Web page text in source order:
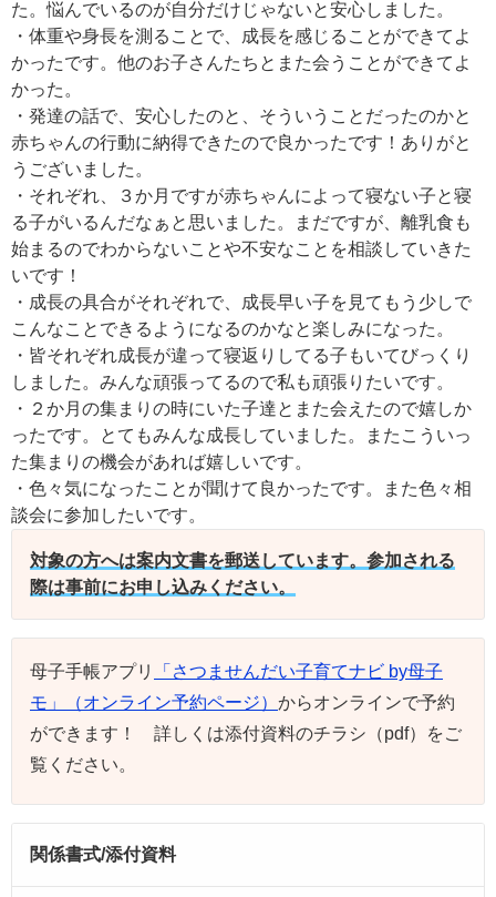
た。悩んでいるのが自分だけじゃないと安心しました。
・体重や身長を測ることで、成長を感じることができてよ
かったです。他のお子さんたちとまた会うことができてよ
かった。
・発達の話で、安心したのと、そういうことだったのかと
赤ちゃんの行動に納得できたので良かったです！ありがと
うございました。
・それぞれ、３か月ですが赤ちゃんによって寝ない子と寝
る子がいるんだなぁと思いました。まだですが、離乳食も
始まるのでわからないことや不安なことを相談していきた
いです！
・成長の具合がそれぞれで、成長早い子を見てもう少しで
こんなことできるようになるのかなと楽しみになった。
・皆それぞれ成長が違って寝返りしてる子もいてびっくり
しました。みんな頑張ってるので私も頑張りたいです。
・２か月の集まりの時にいた子達とまた会えたので嬉しか
ったです。とてもみんな成長していました。またこういっ
た集まりの機会があれば嬉しいです。
・色々気になったことが聞けて良かったです。また色々相
談会に参加したいです。
対象の方へは案内文書を郵送しています。参加される
際は事前にお申し込みください。
母子手帳アプリ
「さつませんだい子育てナビ by母子
モ」（オンライン予約ページ） からオンラインで予約
ができます！ 詳しくは添付資料のチラシ（pdf）をご
覧ください。
関係書式/添付資料